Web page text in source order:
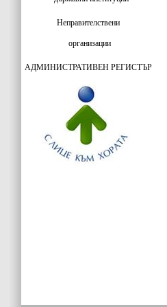
Неправителствени
организации
АДМИНИСТРАТИВЕН РЕГИСТЪР